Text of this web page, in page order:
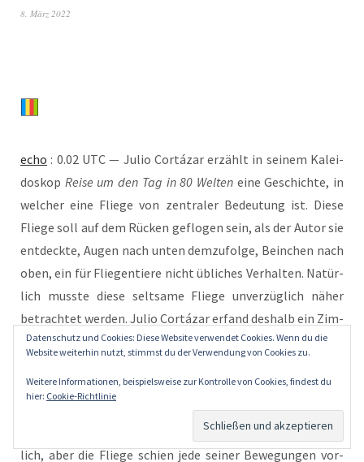
8. März 2022
echo : 0.02 UTC — Julio Cor­tá­zar erzählt in sei­nem Kalei­
do­skop Rei­se um den Tag in 80 Wel­teneine Geschich­te, in
wel­cher eine Flie­ge von zen­tra­ler Bedeu­tung ist. Die­se
Flie­ge soll auf dem Rücken geflo­gen sein, als der Autor sie
ent­deck­te, Augen nach unten dem­zu­fol­ge, Bein­chen nach
oben, ein für Flie­gen­tie­re nicht übli­ches Ver­hal­ten. Natür­
lich muss­te die­se selt­sa­me Flie­ge unver­züg­lich näher
betrach­tet wer­den. Julio Cor­tá­zar erfand des­halb ein Zim­
mer, in wel­chem die Flie­ge fort­an exis­tier­te, und einen
gewe­sen, war der Mann in sei­ner Beweg­lich­keit viel zu
lang­sam, um die Flie­ge behut­sam, das heißt, ohne
Beschä­di­gung, erha­schen zu kön­nen. Er bemüh­te sich red­
lich, aber die Flie­ge schien jede sei­ner Bewe­gun­gen vor­
Datenschutz und Cookies: Diese Website verwendet Cookies. Wenn du die
Website weiterhin nutzt, stimmst du der Verwendung von Cookies zu.
Weitere Informationen, beispielsweise zur Kontrolle von Cookies, findest du
hier: Cookie-Richtlinie